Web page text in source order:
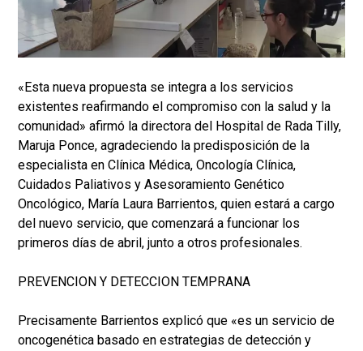
«Esta nueva propuesta se integra a los servicios
existentes reafirmando el compromiso con la salud y la
comunidad» afirmó la directora del Hospital de Rada Tilly,
Maruja Ponce, agradeciendo la predisposición de la
especialista en Clínica Médica, Oncología Clínica,
Cuidados Paliativos y Asesoramiento Genético
Oncológico, María Laura Barrientos, quien estará a cargo
del nuevo servicio, que comenzará a funcionar los
primeros días de abril, junto a otros profesionales.
PREVENCION Y DETECCION TEMPRANA
Precisamente Barrientos explicó que «es un servicio de
oncogenética basado en estrategias de detección y